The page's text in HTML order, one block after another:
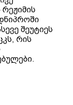
შეუტიეს
რის